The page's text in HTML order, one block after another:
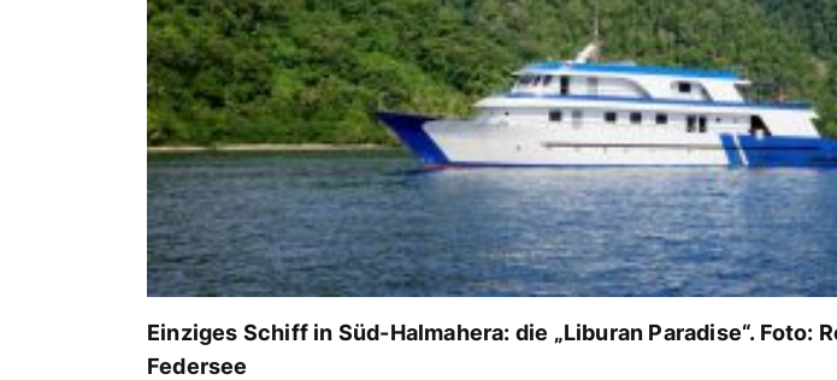
Einziges Schiff in Süd-Halmahera: die „Liburan Paradise“. Foto:
Federsee